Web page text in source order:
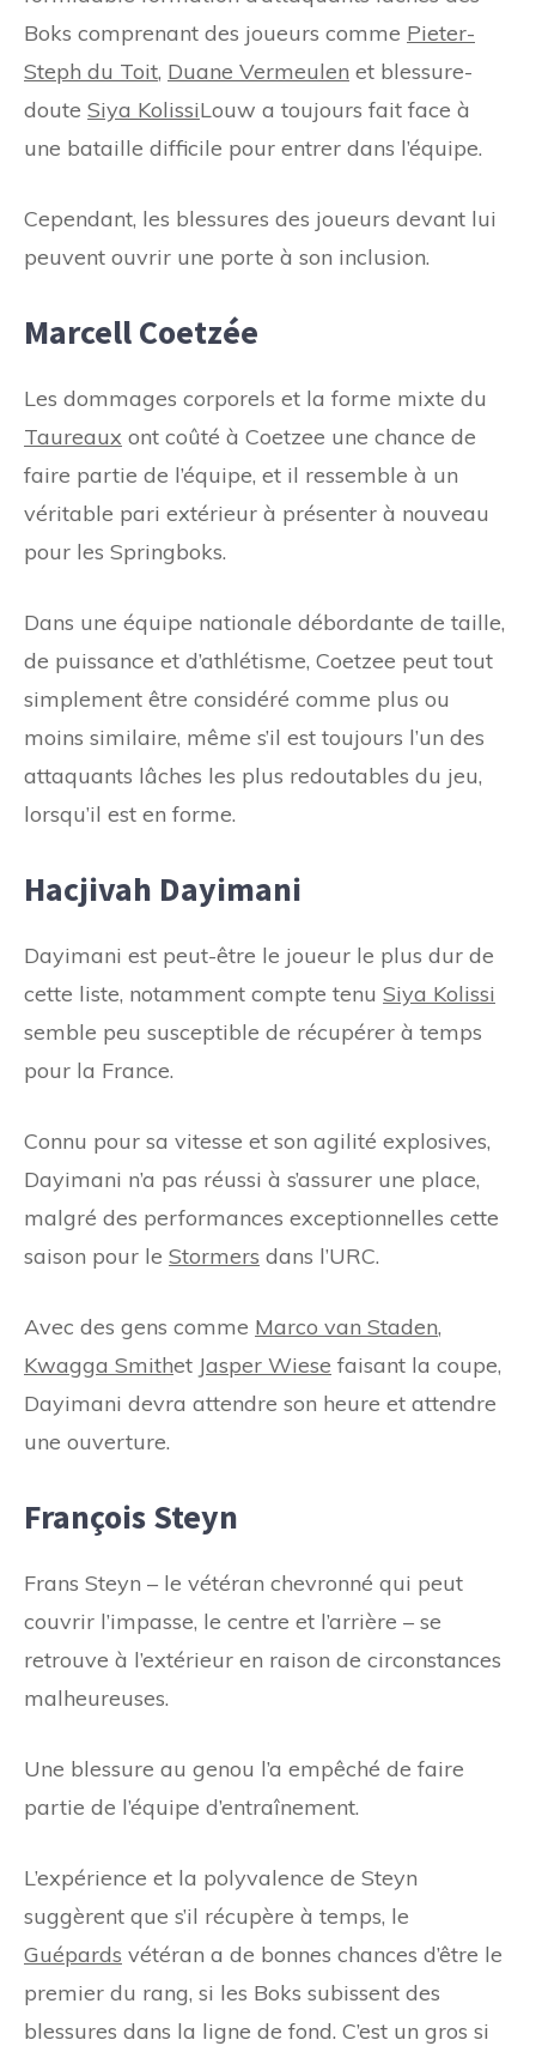
Boks comprenant des joueurs comme Pieter-
Steph du Toit, Duane Vermeulen et blessure-
doute Siya KolissiLouw a toujours fait face à
une bataille difficile pour entrer dans l’équipe.
Cependant, les blessures des joueurs devant lui
peuvent ouvrir une porte à son inclusion.
Marcell Coetzée
Les dommages corporels et la forme mixte du
Taureaux ont coûté à Coetzee une chance de
faire partie de l’équipe, et il ressemble à un
véritable pari extérieur à présenter à nouveau
pour les Springboks.
Dans une équipe nationale débordante de taille,
de puissance et d’athlétisme, Coetzee peut tout
simplement être considéré comme plus ou
moins similaire, même s’il est toujours l’un des
attaquants lâches les plus redoutables du jeu,
lorsqu’il est en forme.
Hacjivah Dayimani
Dayimani est peut-être le joueur le plus dur de
cette liste, notamment compte tenu Siya Kolissi
semble peu susceptible de récupérer à temps
pour la France.
Connu pour sa vitesse et son agilité explosives,
Dayimani n’a pas réussi à s’assurer une place,
malgré des performances exceptionnelles cette
saison pour le Stormers dans l’URC.
Avec des gens comme Marco van Staden,
Kwagga Smithet Jasper Wiese faisant la coupe,
Dayimani devra attendre son heure et attendre
une ouverture.
François Steyn
Frans Steyn – le vétéran chevronné qui peut
couvrir l’impasse, le centre et l’arrière – se
retrouve à l’extérieur en raison de circonstances
malheureuses.
Une blessure au genou l’a empêché de faire
partie de l’équipe d’entraînement.
L’expérience et la polyvalence de Steyn
suggèrent que s’il récupère à temps, le
Guépards vétéran a de bonnes chances d’être le
premier du rang, si les Boks subissent des
blessures dans la ligne de fond. C’est un gros si